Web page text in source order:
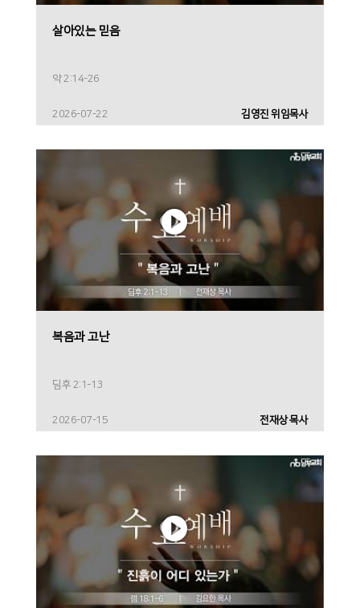
살아있는 믿음
약 2:14-26
2026-07-22 김영진 위임목사
복음과 고난
딤후 2:1-13
2026-07-15 전재상 목사